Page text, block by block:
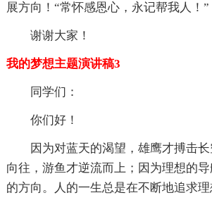
展方向！“常怀感恩心，永记帮我人！”
谢谢大家！
我的梦想主题演讲稿3
同学们：
你们好！
因为对蓝天的渴望，雄鹰才搏击
向往，游鱼才逆流而上；因为理想的
的方向。人的一生总是在不断地追求